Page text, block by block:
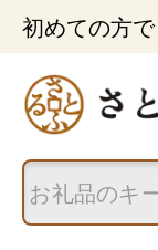
初めての方